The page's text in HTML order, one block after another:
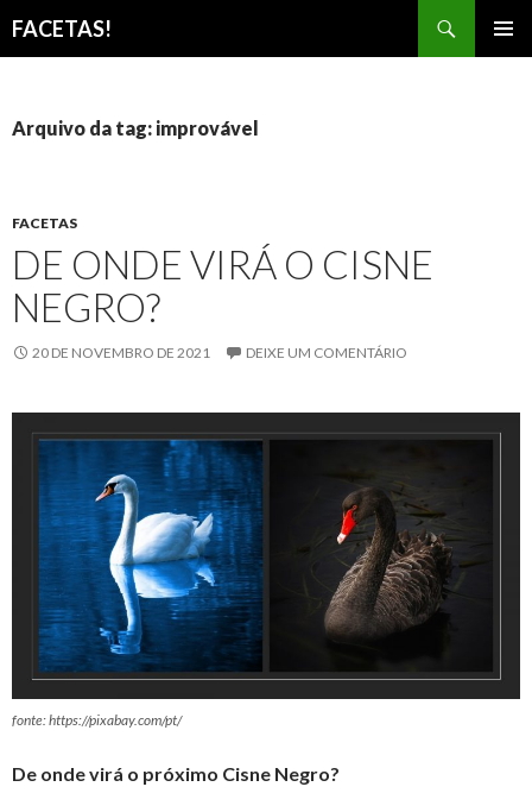
FACETAS!
CONTEÚDO
Arquivo da tag: improvável
FACETAS
DE ONDE VIRÁ O CISNE
NEGRO?
20 DE NOVEMBRO DE 2021 DEIXE UM COMENTÁRIO
fonte: https://pixabay.com/pt/
De onde virá o próximo Cisne Negro?